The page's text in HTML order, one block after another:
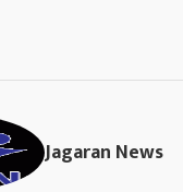
Jagaran News